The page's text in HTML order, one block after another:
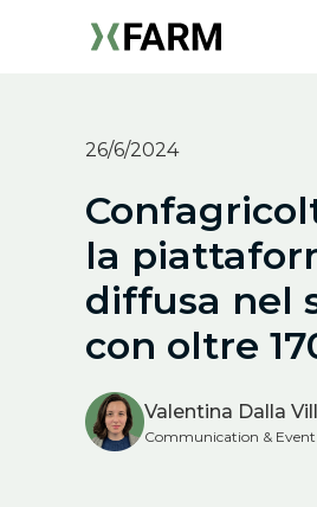
26/6/2024
la
diffusa nel
con oltre
Valentina Dalla
Communication & Event